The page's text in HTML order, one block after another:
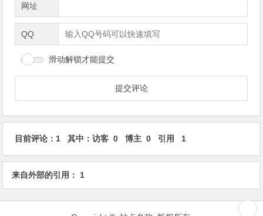
网址
QQ
滑动解锁才能提交
目前评论：1 其中：访客 0 博主 0 引用 1
来自外部的引用： 1